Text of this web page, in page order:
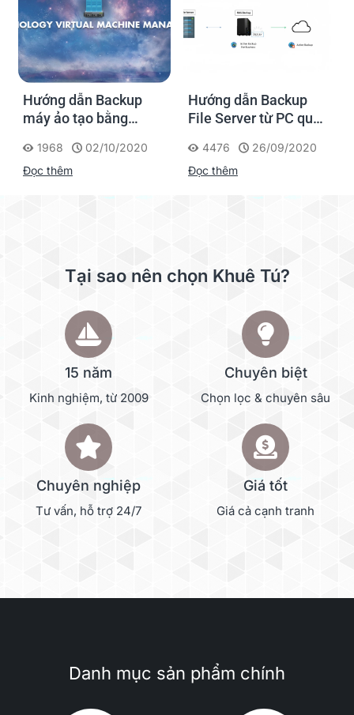
Hướng dẫn Backup
máy ảo tạo bằng
Manager trong NAS
Synology
1968
02/10/2020
Đọc thêm
Hướng dẫn Backup
File Server từ PC qua
4476
26/09/2020
Đọc thêm
Tại sao nên chọn Khuê Tú?
15 năm
Kinh nghiệm, từ 2009
Chuyên biệt
Chọn lọc & chuyên sâu
Chuyên nghiệp
Tư vấn, hỗ trợ 24/7
Giá tốt
Giá cả cạnh tranh
Danh mục sản phẩm chính